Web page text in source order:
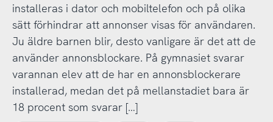
installeras i dator och mobiltelefon och på olika
sätt förhindrar att annonser visas för användaren.
Ju äldre barnen blir, desto vanligare är det att de
använder annonsblockare. På gymnasiet svarar
varannan elev att de har en annonsblockerare
installerad, medan det på mellanstadiet bara är
18 procent som svarar […]